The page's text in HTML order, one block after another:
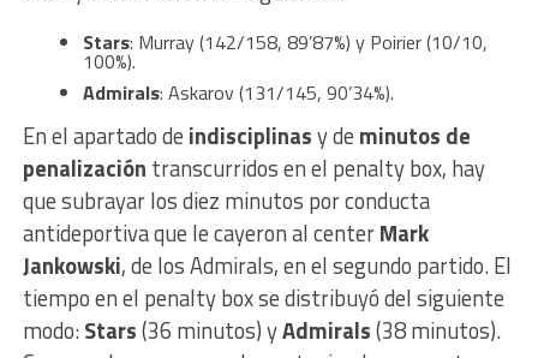
Stars: Murray (142/158, 89’87%) y Poirier (10/10,
100%).
Admirals: Askarov (131/145, 90’34%).
En el apartado de indisciplinasy de minutos de
penalización transcurridos en el penalty box, hay
que subrayar los diez minutos por conducta
antideportiva que le cayeron al centerMark
Jankowski, de los Admirals, en el segundo partido. El
tiempo en el penalty box se distribuyó del siguiente
modo:Stars(36 minutos) yAdmirals(38 minutos).